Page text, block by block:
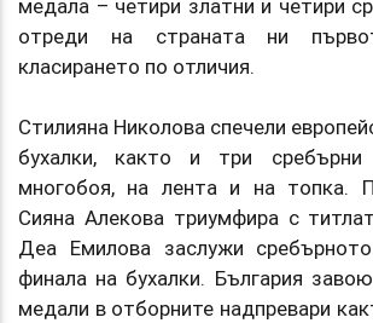
медала – четири златни и четири
отреди на страната ни
класирането по отличия.
Стилияна Николова спечели
бухалки, както и три
многобоя, на лента и на топка.
Сияна Алекова триумфира с
Деа Емилова заслужи
финала на бухалки. България
медали в отборните надпревари